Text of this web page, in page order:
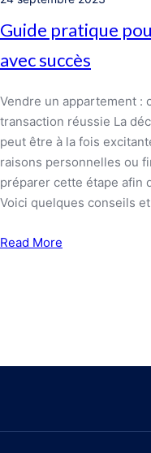
Guide pratique
avec succès
Vendre un appartement :
transaction réussie La
peut être à la fois
raisons personnelles ou
préparer cette étape afin
Voici quelques conseils
Read More